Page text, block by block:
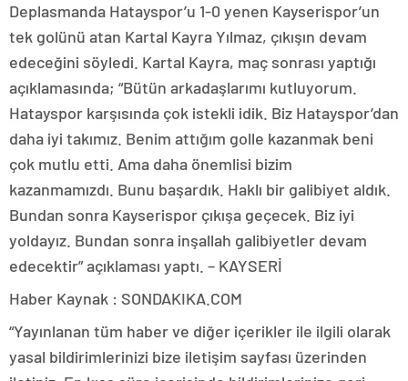
Deplasmanda Hatayspor’u 1-0 yenen Kayserispor’un
tek golünü atan Kartal Kayra Yılmaz, çıkışın devam
edeceğini söyledi. Kartal Kayra, maç sonrası yaptığı
açıklamasında; “Bütün arkadaşlarımı kutluyorum.
Hatayspor karşısında çok istekli idik. Biz Hatayspor’dan
daha iyi takımız. Benim attığım golle kazanmak beni
çok mutlu etti. Ama daha önemlisi bizim
kazanmamızdı. Bunu başardık. Haklı bir galibiyet aldık.
Bundan sonra Kayserispor çıkışa geçecek. Biz iyi
yoldayız. Bundan sonra inşallah galibiyetler devam
edecektir” açıklaması yaptı. – KAYSERİ
Haber Kaynak : SONDAKIKA.COM
“Yayınlanan tüm haber ve diğer içerikler ile ilgili olarak
yasal bildirimlerinizi bize iletişim sayfası üzerinden